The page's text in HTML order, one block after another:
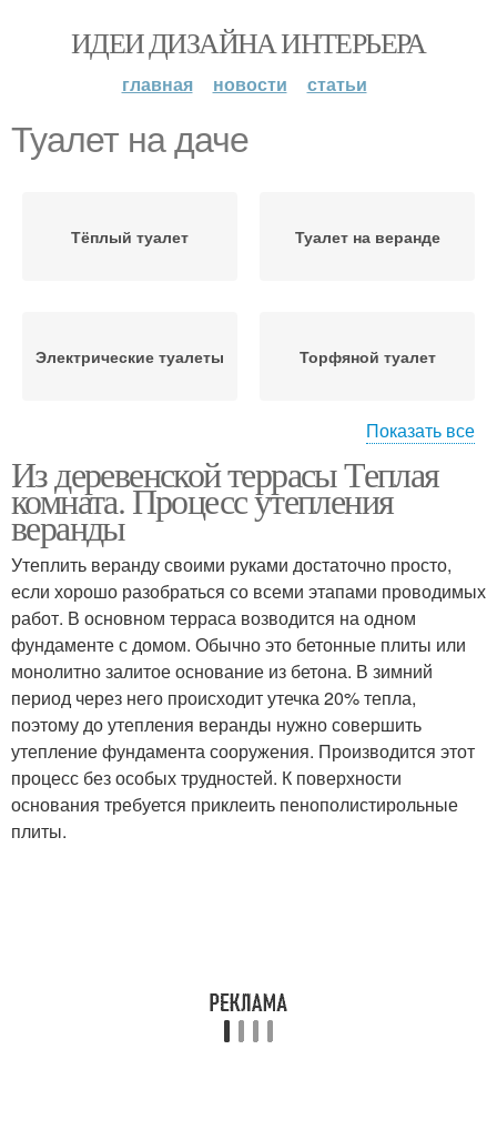
ИДЕИ ДИЗАЙНА ИНТЕРЬЕРА
главная новости статьи
Туалет на даче
Тёплый туалет Туалет на веранде
Электрические туалеты Торфяной туалет
Санузел на даче Дачный туалет
Дачные туалеты Туалеты по видам
Туалет для дачи Клозет на даче
Туалеты без выгребной
Показать все
Из деревенской террасы Теплая
комната. Процесс утепления
веранды
Утеплить веранду своими руками достаточно просто,
если хорошо разобраться со всеми этапами проводимых
работ. В основном терраса возводится на одном
фундаменте с домом. Обычно это бетонные плиты или
монолитно залитое основание из бетона. В зимний
период через него происходит утечка 20% тепла,
поэтому до утепления веранды нужно совершить
утепление фундамента сооружения. Производится этот
процесс без особых трудностей. К поверхности
основания требуется приклеить пенополистирольные
плиты.